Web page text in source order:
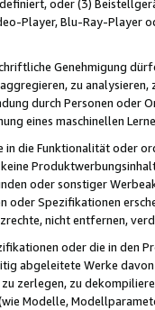
definiert, oder (3)
Player, Blu-Ray-Player
Genehmigung
zu
durch Personen
eines maschinellen
die Funktionalität oder
oder sonstiger
oder Spezifikationen
nicht entfernen,
oder die in
abgeleitete Werke
zerlegen, zu
Modelle,